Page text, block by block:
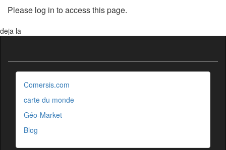
Please log in to access this page.
deja la
Comersis.com
carte du monde
Géo-Market
Blog